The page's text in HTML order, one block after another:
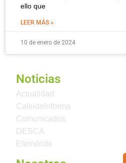
ello que
LEER MÁS »
10 de enero de 2024
Noticias
Actualidad
CaleidoInforma
Comunicados
DESCA
Efeméride